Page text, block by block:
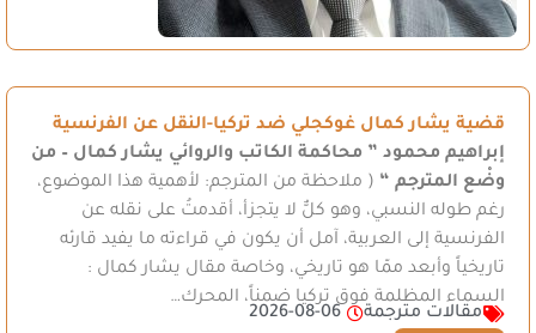
قضية يشار كمال غوكجلي ضد تركيا-النقل عن الفرنسية
إبراهيم محمود ” محاكمة الكاتب والروائي يشار كمال – من
وضْع المترجم “ ( ملاحظة من المترجم: لأهمية هذا الموضوع،
رغم طوله النسبي، وهو كلٌّ لا يتجزأ، أقدمتُ على نقله عن
الفرنسية إلى العربية، آمل أن يكون في قراءته ما يفيد قارئه
تاريخياً وأبعد ممّا هو تاريخي، وخاصة مقال يشار كمال :
السماء المظلمة فوق تركيا ضمناً، المحرك…
مقالات مترجمة
2026-08-06